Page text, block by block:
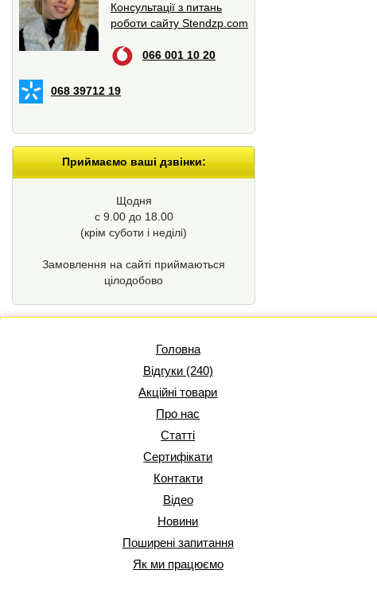
Консультації з питань
роботи сайту Stendzp.com
066 001 10 20
068 39712 19
Приймаємо ваші дзвінки:
Щодня
с 9.00 до 18.00
(крім суботи і неділі)
Замовлення на сайті приймаються
цілодобово
Головна
Відгуки (240)
Акційні товари
Про нас
Статті
Сертифікати
Контакти
Відео
Новини
Поширені запитання
Як ми працюємо